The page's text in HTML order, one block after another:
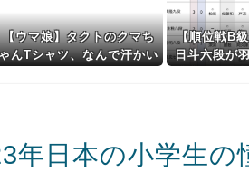
【ウマ娘】タクトのクマち
んTシャツ、なんで汗かい
【順位戦B
日斗六段が
年日本の小学生の